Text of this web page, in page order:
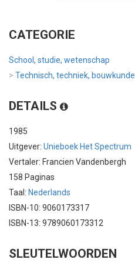
CATEGORIE
School, studie, wetenschap
> Technisch, techniek, bouwkunde
DETAILS
1985
Uitgever: Unieboek Het Spectrum
Vertaler: Francien Vandenbergh
158 Paginas
Taal: Nederlands
ISBN-10: 9060173317
ISBN-13: 9789060173312
SLEUTELWOORDEN